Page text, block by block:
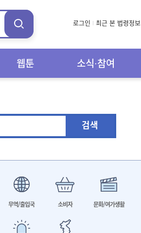
로그인 최근 본 법령정보
웹툰 소식∙참여
검색
무역/출입국 소비자 문화/여가생활